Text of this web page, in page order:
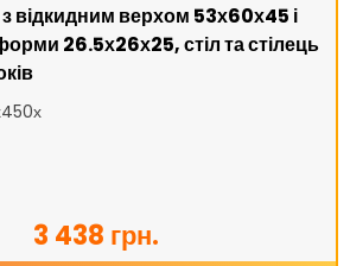
відкидним верхом 53х60х45 і
26.5х26х25, стіл та стілець
3 438 грн.